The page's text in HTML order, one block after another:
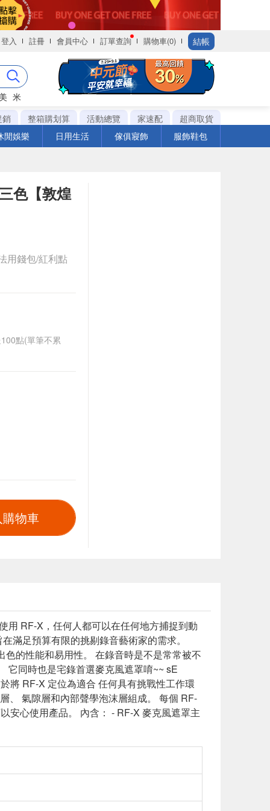
登入 註冊 會員中心 訂單查詢 購物車(0) 結帳
米
銷
整箱購划算 活動總覽 家速配
超商取貨
閒娛樂
日用生活 傢俱寢飾 服飾鞋包
色【敦煌
用錢包/紅利點
點(單筆不累
物車
用 RF-X，任何人都可以在任何地方捕捉到動
滿足預算有限的挑剔錄音藝術家的需求。
的性能和易用性。 在錄音時是不是常常被不
它同時也是宅錄首選麥克風遮罩唷~~ sE
將 RF-X 定位為適合 任何具有挑戰性工作環
、 氣隙層和內部聲學泡沫層組成。 每個 RF-
安心使用產品。 內含： - RF-X 麥克風遮罩主